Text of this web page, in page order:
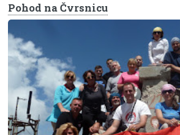
Pohod na Čvrsnicu